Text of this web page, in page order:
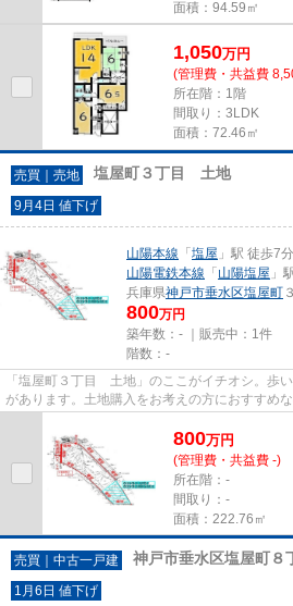
面積：94.59㎡
1,050万円
(管理費・共益費
所在階：1階
間取り：3LDK
面積：72.46㎡
売買｜売地 塩屋町３丁目 土地
9月4日 値下げ
山陽本線 「 塩屋 」駅 徒歩7分
山陽電鉄本線 「 山陽塩屋 」
兵庫県神戸市垂水区塩屋町
800万円
築年数：- ｜販売中： 1件
階数：-
「塩屋町３丁目 土地」のここがイチオシ。歩
があります。土地購入をお考えの方におすすめ
800万円
(管理費・共益費 -)
所在階：-
間取り：-
面積：222.76㎡
売買｜中古一戸建 神戸市垂水区塩屋町
1月6日 値下げ